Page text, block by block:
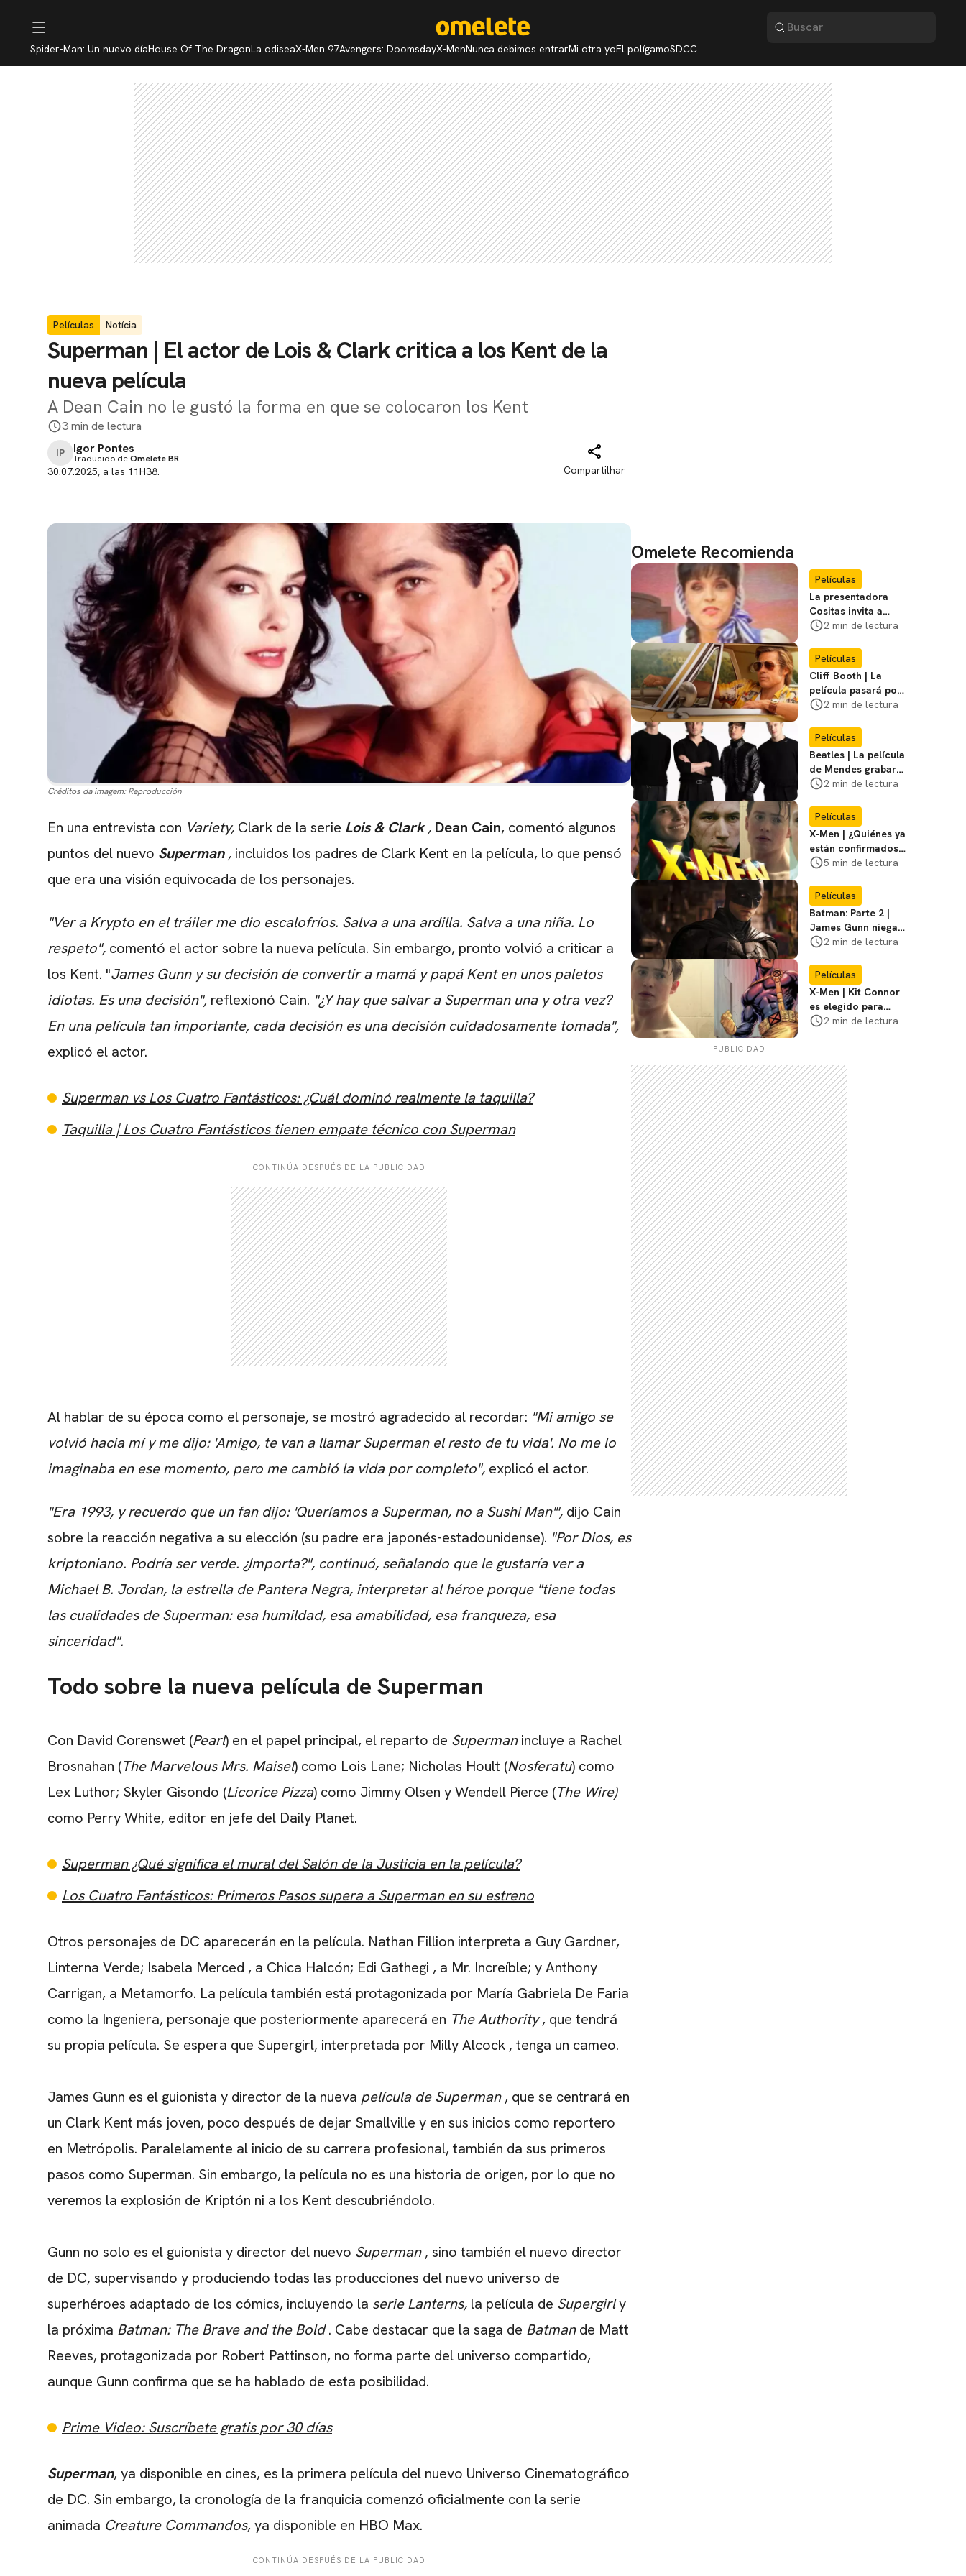
Spider-Man: Un nuevo díaHouse Of The DragonLa odiseaX-Men 97Avengers: DoomsdayX-MenNunca debimos entrarMi otra yoEl polígamoSDCC
Películas Notícia
Superman | El actor de Lois & Clark critica a los Kent de la
nueva película
A Dean Cain no le gustó la forma en que se colocaron los Kent
3 min de lectura
IP Igor Pontes
Traducido deOmelete BR
30.07.2025, a las 11H38. Compartilhar
Créditos da imagem: Reproducción
En una entrevista con Variety, Clark de la serie Lois & Clark , Dean Cain, comentó algunos
puntos del nuevo Superman, incluidos los padres de Clark Kent en la película, lo que pensó
que era una visión equivocada de los personajes.
"Ver a Krypto en el tráiler me dio escalofríos. Salva a una ardilla. Salva a una niña. Lo
respeto", comentó el actor sobre la nueva película. Sin embargo, pronto volvió a criticar a
los Kent. "James Gunn y su decisión de convertir a mamá y papá Kent en unos paletos
idiotas. Es una decisión", reflexionó Cain. "¿Y hay que salvar a Superman una y otra vez?
En una película tan importante, cada decisión es una decisión cuidadosamente tomada",
explicó el actor.
Superman vs Los Cuatro Fantásticos: ¿Cuál dominó realmente la taquilla?
Taquilla | Los Cuatro Fantásticos tienen empate técnico con Superman
CONTINÚA DESPUÉS DE LA PUBLICIDAD
Al hablar de su época como el personaje, se mostró agradecido al recordar: "Mi amigo se
volvió hacia mí y me dijo: 'Amigo, te van a llamar Superman el resto de tu vida'. No me lo
imaginaba en ese momento, pero me cambió la vida por completo", explicó el actor.
"Era 1993, y recuerdo que un fan dijo: 'Queríamos a Superman, no a Sushi Man'", dijo Cain
sobre la reacción negativa a su elección (su padre era japonés-estadounidense). "Por Dios, es
kriptoniano. Podría ser verde. ¿Importa?", continuó, señalando que le gustaría ver a
Michael B. Jordan, la estrella de Pantera Negra, interpretar al héroe porque "tiene todas
las cualidades de Superman: esa humildad, esa amabilidad, esa franqueza, esa
sinceridad".
Todo sobre la nueva película de Superman
Con David Corenswet (Pearl) en el papel principal, el reparto de Supermanincluye a Rachel
Brosnahan (The Marvelous Mrs. Maisel) como Lois Lane; Nicholas Hoult (Nosferatu) como
Lex Luthor; Skyler Gisondo (Licorice Pizza) como Jimmy Olsen yWendell Pierce (The Wire)
como Perry White, editor en jefe del Daily Planet.
Superman ¿Qué significa el mural del Salón de la Justicia en la película?
Los Cuatro Fantásticos: Primeros Pasos supera a Superman en su estreno
Otros personajes de DC aparecerán en la película. Nathan Fillion interpreta a Guy Gardner,
Linterna Verde; Isabela Merced , a Chica Halcón; Edi Gathegi , a Mr. Increíble; y Anthony
Carrigan, a Metamorfo. La película también está protagonizada por María Gabriela De Faria
como la Ingeniera, personaje que posteriormente aparecerá en The Authority, que tendrá
su propia película. Se espera que Supergirl, interpretada por Milly Alcock , tenga un cameo.
James Gunn es el guionista y director de la nueva película de Superman, que se centrará en
un Clark Kent más joven, poco después de dejar Smallville y en sus inicios como reportero
en Metrópolis. Paralelamente al inicio de su carrera profesional, también da sus primeros
pasos como Superman. Sin embargo, la película no es una historia de origen, por lo que no
veremos la explosión de Kriptón ni a los Kent descubriéndolo.
Gunn no solo es el guionista y director del nuevo Superman, sino también el nuevo director
de DC, supervisando y produciendo todas las producciones del nuevo universo de
superhéroes adaptado de los cómics, incluyendo la serie Lanterns, la película de Supergirly
la próxima Batman: The Brave and the Bold. Cabe destacar que la saga de Batmande Matt
Reeves, protagonizada por Robert Pattinson, no forma parte del universo compartido,
aunque Gunn confirma que se ha hablado de esta posibilidad.
Prime Video: Suscríbete gratis por 30 días
Superman, ya disponible en cines, es la primera película del nuevo Universo Cinematográfico
de DC. Sin embargo, la cronología de la franquicia comenzó oficialmente con la serie
animada Creature Commandos, ya disponible en HBO Max.
CONTINÚA DESPUÉS DE LA PUBLICIDAD
Omelete Recomienda
Películas
La presentadora
Cositas invita a
visitar el
Miasma
2 min de lectura
Películas
Cliff Booth | La
película pasará por
nuevas filmaciones
2 min de lectura
Películas
Beatles | La película
de Mendes grabará
escenas en la
2 min de lectura
Películas
X-Men | ¿Quiénes ya
están confirmados
en la película de
favoritos
5 min de lectura
Películas
Batman: Parte 2 |
James Gunn niega
que se filme la parte
2 min de lectura
Películas
X-Men | Kit Connor
es elegido para
interpretar a
película
2 min de lectura
PUBLICIDAD
CARREGANDO PUBLICIDADE